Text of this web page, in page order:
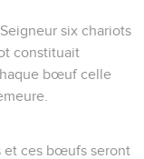
six chariots
constituait
bœuf celle
et ces bœufs seront